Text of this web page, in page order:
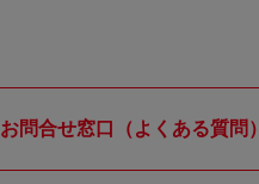
お問合せ窓口（よくある質問）